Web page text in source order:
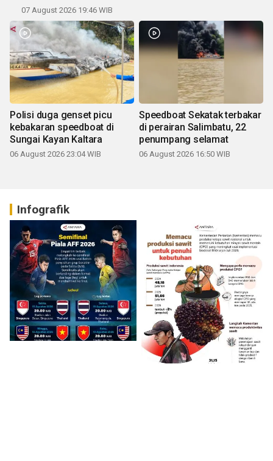
07 August 2026 19:46 WIB
Polisi duga genset picu
kebakaran speedboat di
Sungai Kayan Kaltara
06 August 2026 23:04 WIB
Speedboat Sekatak terbakar
di perairan Salimbatu, 22
penumpang selamat
06 August 2026 16:50 WIB
Infografik